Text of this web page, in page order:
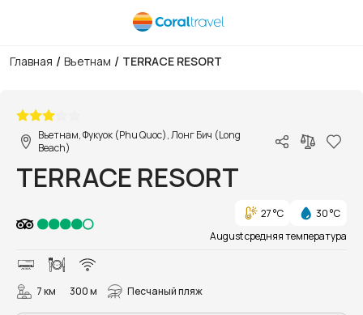
Главная / Вьетнам / TERRACE RESORT
Вьетнам, Фукуок (Phu Quoc), Лонг Бич (Long
Beach)
TERRACE RESORT
27 °C
30 °C
August средняя температура
7 км 300 м Песчаный пляж